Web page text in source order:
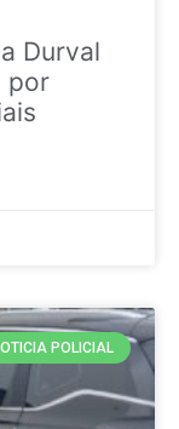
Durval
por
POLICIAL